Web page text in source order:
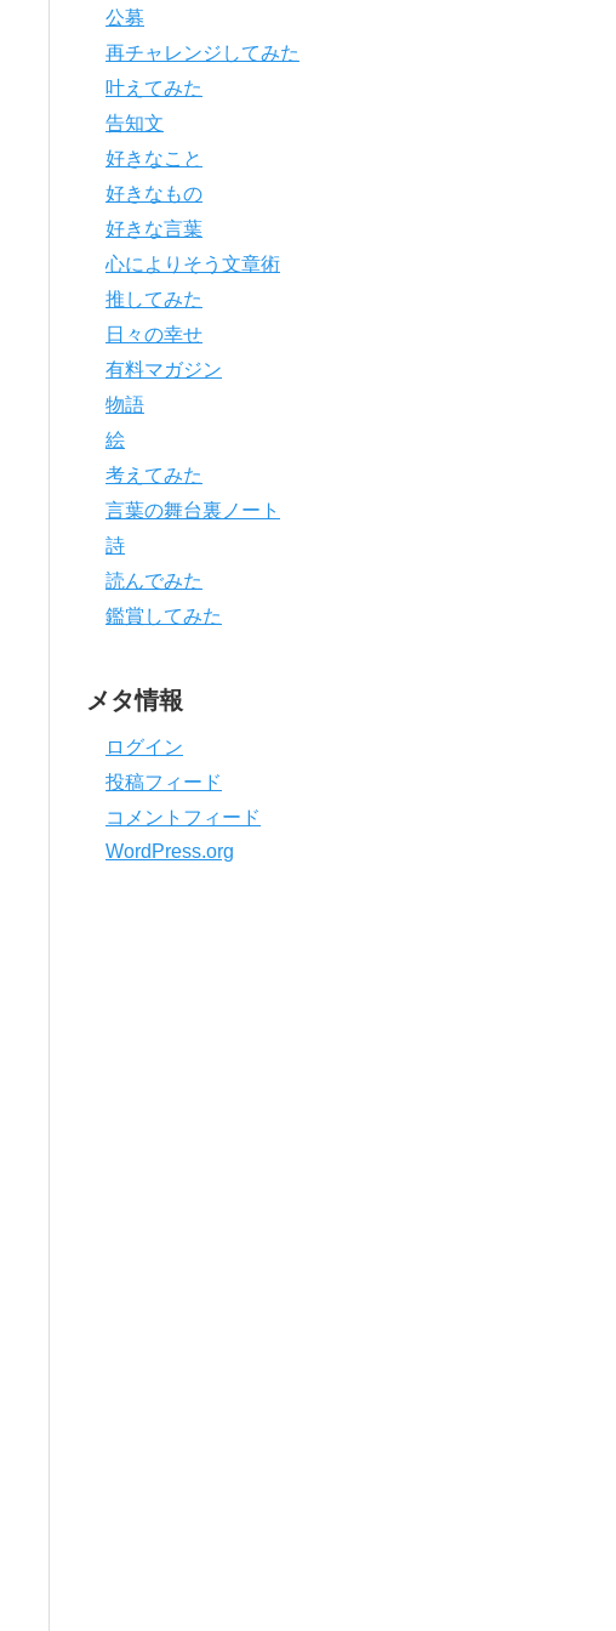
公募
再チャレンジしてみた
叶えてみた
告知文
好きなこと
好きなもの
好きな言葉
心によりそう文章術
推してみた
日々の幸せ
有料マガジン
物語
絵
考えてみた
言葉の舞台裏ノート
詩
読んでみた
鑑賞してみた
メタ情報
ログイン
投稿フィード
コメントフィード
WordPress.org